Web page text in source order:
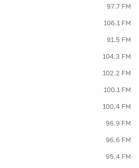
97.7 FM
106.1 FM
91.5 FM
104.3 FM
102.2 FM
100.1 FM
100.4 FM
96.9 FM
96.6 FM
95.4 FM